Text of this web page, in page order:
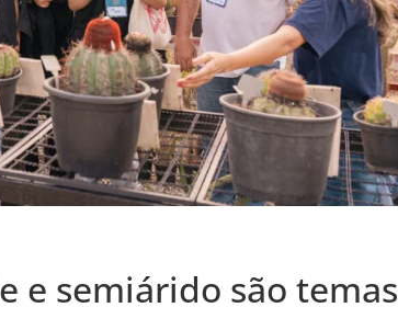
e semiárido são temas